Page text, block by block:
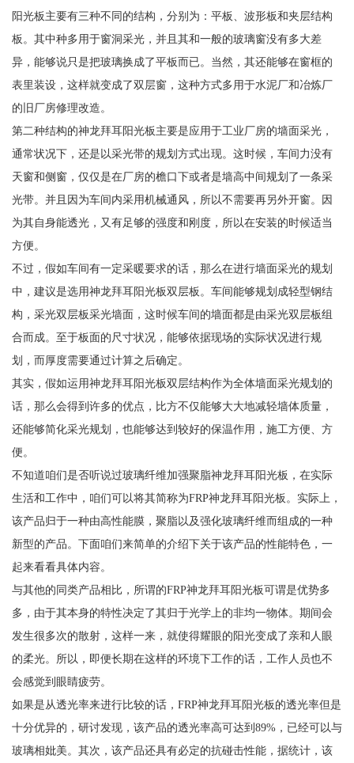
阳光板主要有三种不同的结构，分别为：平板、波形板和夹层结构
板。其中种多用于窗洞采光，并且其和一般的玻璃窗没有多大差
异，能够说只是把玻璃换成了平板而已。当然，其还能够在窗框的
表里装设，这样就变成了双层窗，这种方式多用于水泥厂和冶炼厂
的旧厂房修理改造。
第二种结构的神龙拜耳阳光板主要是应用于工业厂房的墙面采光，
通常状况下，还是以采光带的规划方式出现。这时候，车间力没有
天窗和侧窗，仅仅是在厂房的檐口下或者是墙高中间规划了一条采
光带。并且因为车间内采用机械通风，所以不需要再另外开窗。因
为其自身能透光，又有足够的强度和刚度，所以在安装的时候适当
方便。
不过，假如车间有一定采暖要求的话，那么在进行墙面采光的规划
中，建议是选用神龙拜耳阳光板双层板。车间能够规划成轻型钢结
构，采光双层板采光墙面，这时候车间的墙面都是由采光双层板组
合而成。至于板面的尺寸状况，能够依据现场的实际状况进行规
划，而厚度需要通过计算之后确定。
其实，假如运用神龙拜耳阳光板双层结构作为全体墙面采光规划的
话，那么会得到许多的优点，比方不仅能够大大地减轻墙体质量，
还能够简化采光规划，也能够达到较好的保温作用，施工方便、方
便。
不知道咱们是否听说过玻璃纤维加强聚脂神龙拜耳阳光板，在实际
生活和工作中，咱们可以将其简称为FRP神龙拜耳阳光板。实际上，
该产品归于一种由高性能膜，聚脂以及强化玻璃纤维而组成的一种
新型的产品。下面咱们来简单的介绍下关于该产品的性能特色，一
起来看看具体内容。
与其他的同类产品相比，所谓的FRP神龙拜耳阳光板可谓是优势多
多，由于其本身的特性决定了其归于光学上的非均一物体。期间会
发生很多次的散射，这样一来，就使得耀眼的阳光变成了亲和人眼
的柔光。所以，即便长期在这样的环境下工作的话，工作人员也不
会感觉到眼睛疲劳。
如果是从透光率来进行比较的话，FRP神龙拜耳阳光板的透光率但是
十分优异的，研讨发现，该产品的透光率高可达到89%，已经可以与
玻璃相妣美。其次，该产品还具有必定的抗碰击性能，据统计，该